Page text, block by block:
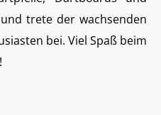
trete der wachsenden
bei. Viel Spaß beim